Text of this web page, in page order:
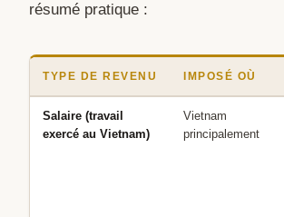
résumé pratique :
TYPE DE REVENU IMPOSÉ OÙ
Salaire (travail
exercé au Vietnam)
Vietnam
principalement